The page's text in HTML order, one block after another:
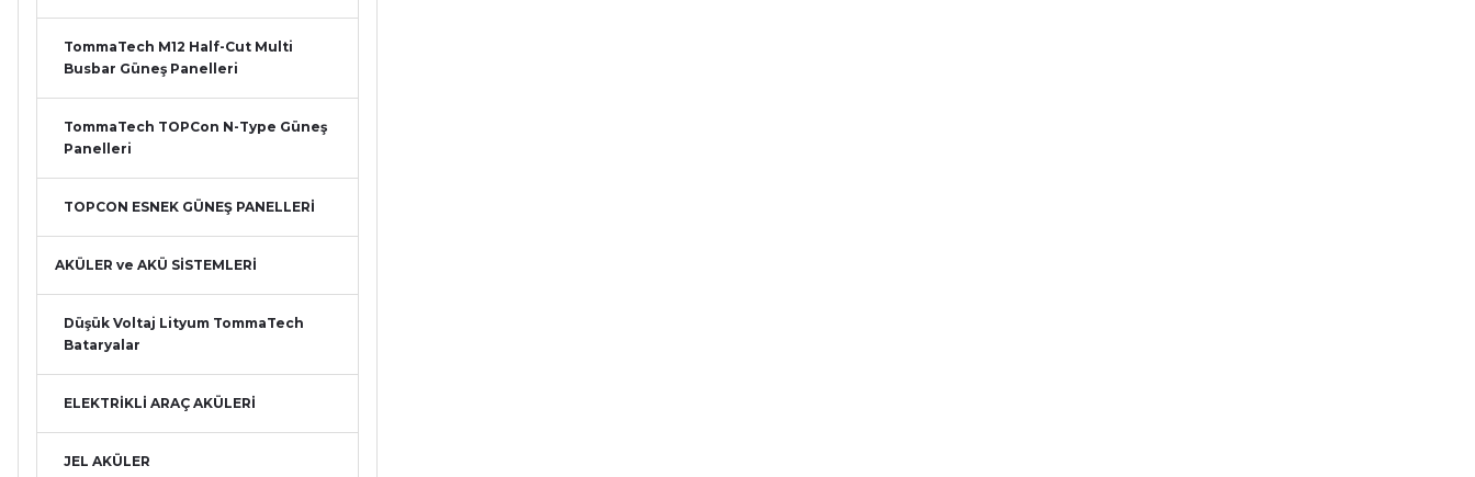
TommaTech M12 Half-Cut Multi
Busbar Güneş Panelleri
TommaTech TOPCon N-Type Güneş
Panelleri
TOPCON ESNEK GÜNEŞ PANELLERİ
AKÜLER ve AKÜ SİSTEMLERİ
Düşük Voltaj Lityum TommaTech
Bataryalar
ELEKTRİKLİ ARAÇ AKÜLERİ
JEL AKÜLER